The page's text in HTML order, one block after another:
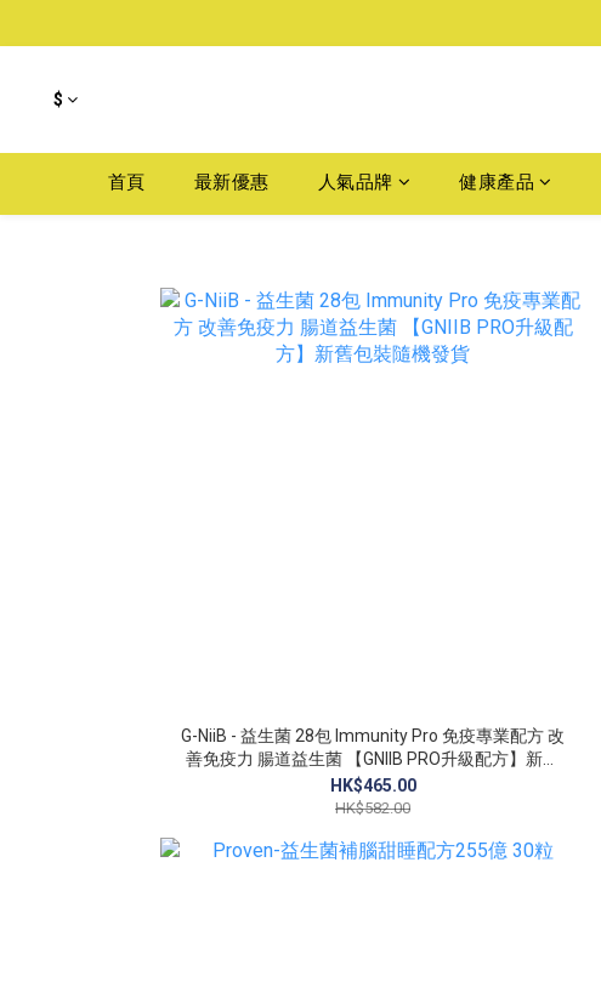
$
首頁 最新優惠 人氣品牌 健康產品
G-NiiB - 益生菌 28包 Immunity Pro 免疫專業配方 改
善免疫力 腸道益生菌 【GNIIB PRO升級配方】新舊
包裝隨機發貨
HK$465.00
HK$582.00